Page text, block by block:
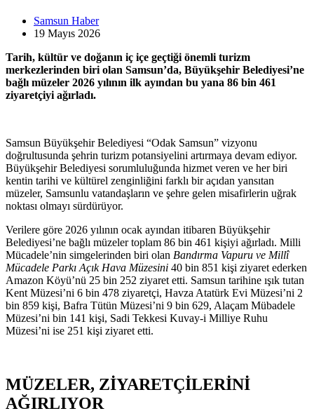
Samsun Haber
19 Mayıs 2026
Tarih, kültür ve doğanın iç içe geçtiği önemli turizm
merkezlerinden biri olan Samsun’da, Büyükşehir Belediyesi’ne
bağlı müzeler 2026 yılının ilk ayından bu yana 86 bin 461
ziyaretçiyi ağırladı.
Samsun Büyükşehir Belediyesi “Odak Samsun” vizyonu
doğrultusunda şehrin turizm potansiyelini artırmaya devam ediyor.
Büyükşehir Belediyesi sorumluluğunda hizmet veren ve her biri
kentin tarihi ve kültürel zenginliğini farklı bir açıdan yansıtan
müzeler, Samsunlu vatandaşların ve şehre gelen misafirlerin uğrak
noktası olmayı sürdürüyor.
Verilere göre 2026 yılının ocak ayından itibaren Büyükşehir
Belediyesi’ne bağlı müzeler toplam 86 bin 461 kişiyi ağırladı. Milli
Mücadele’nin simgelerinden biri olan Bandırma Vapuru ve Millî
Mücadele Parkı Açık Hava Müzesini 40 bin 851 kişi ziyaret ederken
Amazon Köyü’nü 25 bin 252 ziyaret etti. Samsun tarihine ışık tutan
Kent Müzesi’ni 6 bin 478 ziyaretçi, Havza Atatürk Evi Müzesi’ni 2
bin 859 kişi, Bafra Tütün Müzesi’ni 9 bin 629, Alaçam Mübadele
Müzesi’ni bin 141 kişi, Sadi Tekkesi Kuvay-i Milliye Ruhu
Müzesi’ni ise 251 kişi ziyaret etti.
MÜZELER, ZİYARETÇİLERİNİ
AĞIRLIYOR